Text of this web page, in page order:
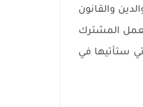
والقانون
المشترك
ستأتيها في